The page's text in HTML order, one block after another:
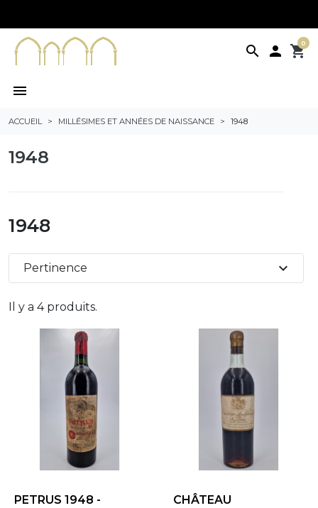
search  shopping_cart
0
menu
ACCUEIL MILLÉSIMES ET ANNÉES DE NAISSANCE 1948
1948
1948
Il y a 4 produits.
Pertinence expand_more
PETRUS 1948 -
CHÂTEAU